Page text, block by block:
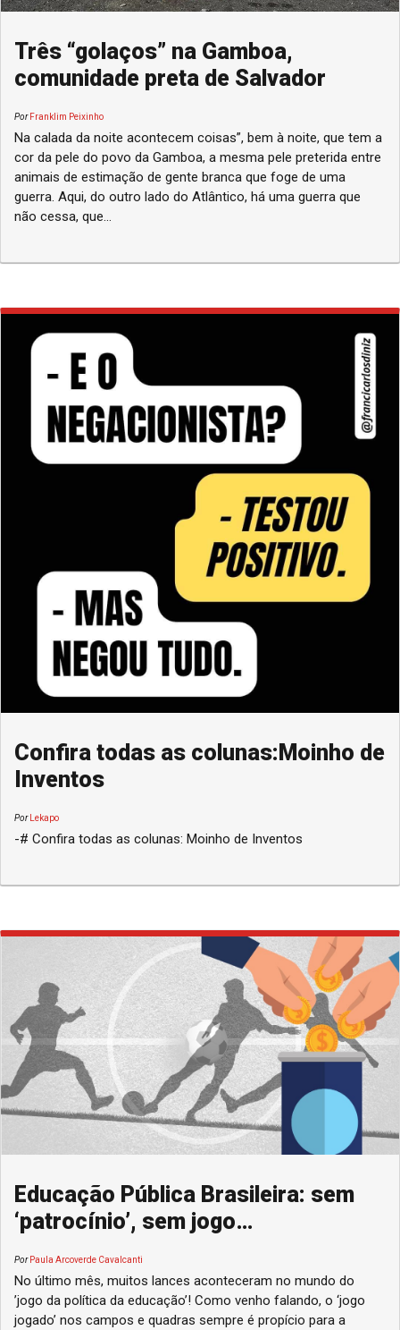
Três “golaços” na Gamboa,
comunidade preta de Salvador
PorFranklim Peixinho
Na calada da noite acontecem coisas”, bem à noite, que tem a
cor da pele do povo da Gamboa, a mesma pele preterida entre
animais de estimação de gente branca que foge de uma
guerra. Aqui, do outro lado do Atlântico, há uma guerra que
não cessa, que...
Confira todas as colunas:Moinho de
Inventos
PorLekapo
-# Confira todas as colunas: Moinho de Inventos
Educação Pública Brasileira: sem
‘patrocínio’, sem jogo…
PorPaula Arcoverde Cavalcanti
No último mês, muitos lances aconteceram no mundo do
’jogo da política da educação’! Como venho falando, o ‘jogo
jogado’ nos campos e quadras sempre é propício para a